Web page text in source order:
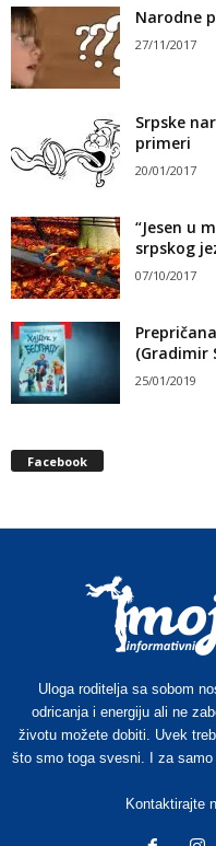
Narodne
27/11/2017
Srpske
primeri
20/01/2017
“Jesen u
srpskog
07/10/2017
(Gradimir
25/01/2019
Facebook
Uloga roditelja sa sobom
odricanja i energiju ali ne
životu možete dobiti. Uvek
što smo toga svesni. I za
Kontaktirajte